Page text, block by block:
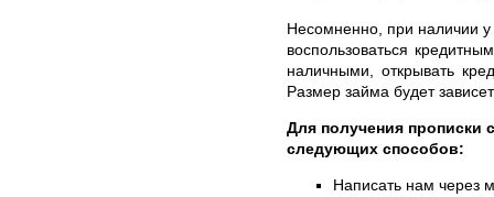
Несомненно, при наличии
воспользоваться
наличными, открывать
Размер займа будет
Для получения прописки
следующих способов:
Написать нам через